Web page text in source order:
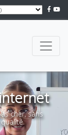
cher, sans